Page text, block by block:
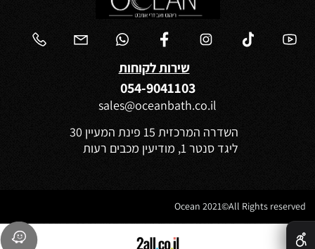
שירות לקוחות
054-9041103
sales@oceanbath.co.il
השדרה המרכזית 15 פינת המעיין 30
ליגד סנטר 1, מודיעין מכבים רעות